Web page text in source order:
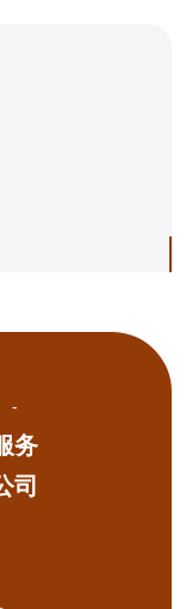
务
司